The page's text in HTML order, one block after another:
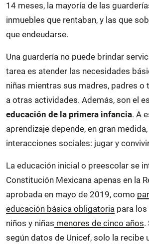
14 meses, la mayoría de las
inmuebles que rentaban, y las que
que endeudarse.
Una guardería no puede brindar
tarea es atender las necesidades
niñas mientras sus madres, padres o
a otras actividades. Además, son el
educación de la primera infancia. A
aprendizaje depende, en gran
interacciones sociales: jugar y
La educación inicial o preescolar se
Constitución Mexicana apenas en la
aprobada en mayo de 2019, como
educación básica obligatoria para
niños y niñas menores de cinco años.
según datos de Unicef, solo la recibe